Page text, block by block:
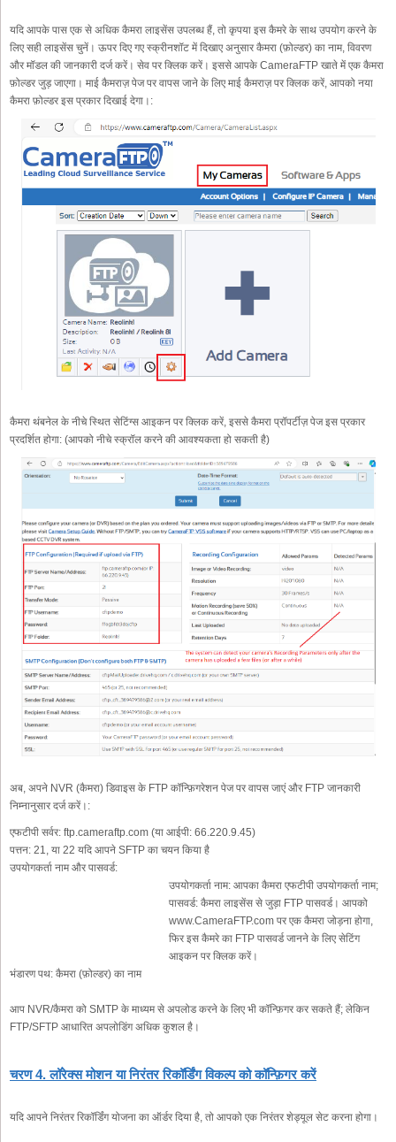
यदि आपके पास एक से अधिक कैमरा लाइसेंस उपलब्ध हैं, तो कृपया इस कैमरे के साथ उपयोग करने के
लिए सही लाइसेंस चुनें। ऊपर दिए गए स्क्रीनशॉट में दिखाए अनुसार कैमरा (फ़ोल्डर) का नाम, विवरण
और मॉडल की जानकारी दर्ज करें। सेव पर क्लिक करें। इससे आपके CameraFTP खाते में एक कैमरा
फ़ोल्डर जुड़ जाएगा। माई कैमराज़ पेज पर वापस जाने के लिए माई कैमराज़ पर क्लिक करें, आपको नया
कैमरा फ़ोल्डर इस प्रकार दिखाई देगा।:
कैमरा थंबनेल के नीचे स्थित सेटिंग्स आइकन पर क्लिक करें, इससे कैमरा प्रॉपर्टीज़ पेज इस प्रकार
प्रदर्शित होगा: (आपको नीचे स्क्रॉल करने की आवश्यकता हो सकती है)
अब, अपने NVR (कैमरा) डिवाइस के FTP कॉन्फ़िगरेशन पेज पर वापस जाएं और FTP जानकारी
निम्नानुसार दर्ज करें।:
एफटीपी सर्वर: ftp.cameraftp.com (या आईपी: 66.220.9.45)
पत्तन: 21, या 22 यदि आपने SFTP का चयन किया है
उपयोगकर्ता नाम और पासवर्ड:
उपयोगकर्ता नाम: आपका कैमरा एफटीपी उपयोगकर्ता नाम;
पासवर्ड: कैमरा लाइसेंस से जुड़ा FTP पासवर्ड। आपको
www.CameraFTP.com पर एक कैमरा जोड़ना होगा,
फिर इस कैमरे का FTP पासवर्ड जानने के लिए सेटिंग
आइकन पर क्लिक करें।
भंडारण पथ: कैमरा (फ़ोल्डर) का नाम
आप NVR/कैमरा को SMTP के माध्यम से अपलोड करने के लिए भी कॉन्फ़िगर कर सकते हैं; लेकिन
FTP/SFTP आधारित अपलोडिंग अधिक कुशल है।
चरण 4. लॉरेक्स मोशन या निरंतर रिकॉर्डिंग विकल्प को कॉन्फ़िगर करें
यदि आपने निरंतर रिकॉर्डिंग योजना का ऑर्डर दिया है, तो आपको एक निरंतर शेड्यूल सेट करना होगा।